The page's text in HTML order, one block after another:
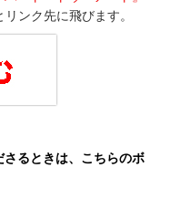
ンク先に飛びます。
るときは、こちらのボ